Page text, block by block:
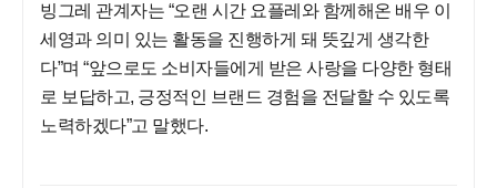
빙그레 관계자는 “오랜 시간 요플레와 함께해온 배우 이
세영과 의미 있는 활동을 진행하게 돼 뜻깊게 생각한
다”며 “앞으로도 소비자들에게 받은 사랑을 다양한 형태
로 보답하고, 긍정적인 브랜드 경험을 전달할 수 있도록
노력하겠다”고 말했다.